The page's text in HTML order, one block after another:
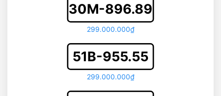
30M-896.89
299.000.000₫
51B-955.55
299.000.000₫